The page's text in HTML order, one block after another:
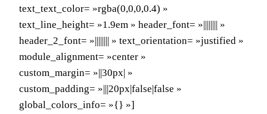
text_text_color= »rgba(0,0,0,0.4) »
text_line_height= »1.9em » header_font= »|||||||| »
header_2_font= »|||||||| » text_orientation= »justified »
module_alignment= »center »
custom_margin= »||30px| »
custom_padding= »|||20px|false|false »
global_colors_info= »{} »]